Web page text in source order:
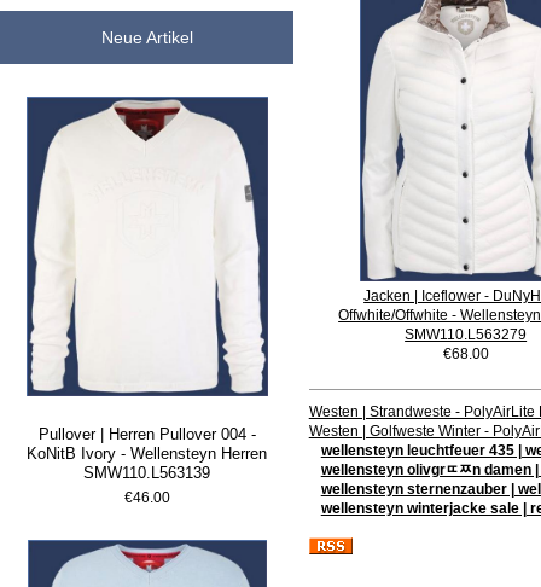
Neue Artikel
Pullover | Herren Pullover 004 -
KoNitB Ivory - Wellensteyn Herren
SMW110.L563139
€46.00
Jacken | Iceflower -
Offwhite/Offwhite -
SMW110.L563279
€68.00
Westen | Strandweste -
Westen | Golfweste Winter -
wellensteyn leuchtfeuer 435 |
wellensteyn olivgrﾨﾹn damen |
wellensteyn sternenzauber |
wellensteyn winterjacke sale |